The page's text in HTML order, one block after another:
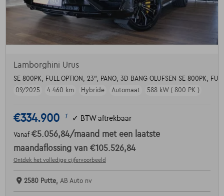
Lamborghini Urus
SE 800PK, FULL OPTION, 23", PANO, 3D BANG OLUFSEN SE 800PK,
09/2025
4.460 km Hybride Automaat 588 kW ( 800 PK )
€334.900 1 ✓ BTW aftrekbaar
Vanaf €5.056,84/maand met een laatste
maandaflossing van €105.526,84
Ontdek het volledige cijfervoorbeeld
2580 Putte, AB Auto nv